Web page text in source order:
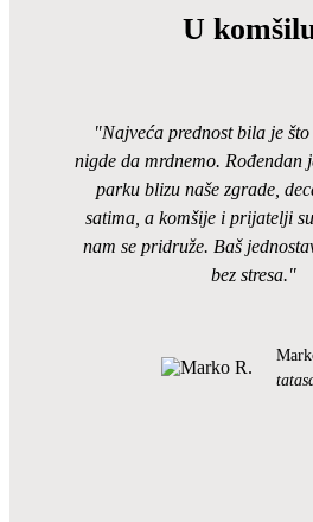
U
"Najveća prednost bila je
nigde da mrdnemo. Rođendan
parku blizu naše zgrade,
satima, a komšije i prijatelji
nam se pridruže. Baš
bez stresa."